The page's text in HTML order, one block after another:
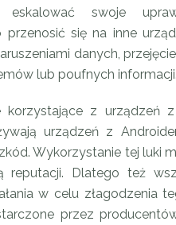
eskalować swoje
przenosić się na inne
danych,
lub poufnych informacji.
korzystające z urządzeń
urządzeń z
Wykorzystanie tej luki
reputacji. Dlatego też
w celu złagodzenia
przez